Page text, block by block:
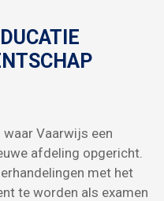
waar Vaarwijs een
afdeling opgericht.
met het
te worden als examen